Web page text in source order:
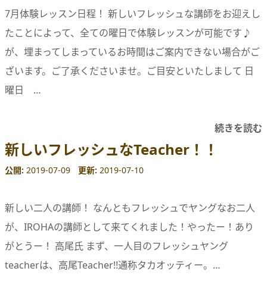
7月体験レッスン日程！ 新しいフレッシュな講師をお迎えし
たことによって、全ての曜日で体験レッスンが可能です♪
が、埋まってしまっているお時間はご案内できない場合がご
ざいます。ご了承くださいませ。ご目安といたしまして 日
曜日 …
続きを読む
新しいフレッシュなTeacher！！
公開 2019-07-09 更新 2019-07-10
新しい二人の講師！ なんともフレッシュでヤングなお二人
が、IROHAの講師として来てくれました！やったー！あり
がとうー！ 高尾氏 まず、一人目のフレッシュヤング
teacherは、高尾Teacher!!通称タカオッティー。…